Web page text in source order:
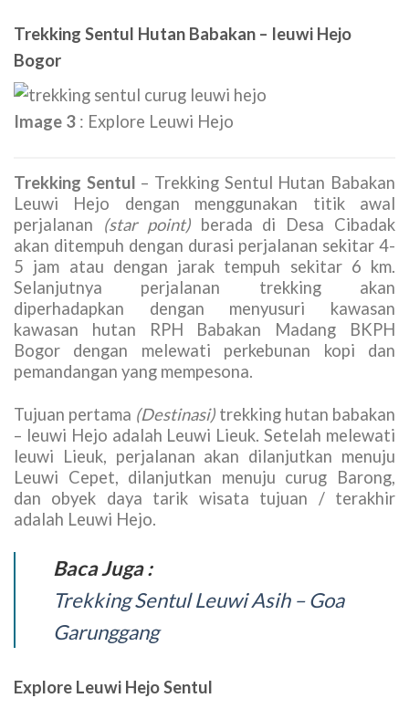
Trekking Sentul Hutan Babakan – leuwi Hejo
Bogor
Image 3 : Explore Leuwi Hejo
Trekking Sentul – Trekking Sentul Hutan Babakan
Leuwi Hejo dengan menggunakan titik awal
perjalanan (star point)berada di Desa Cibadak
akan ditempuh dengan durasi perjalanan sekitar 4-
5 jam atau dengan jarak tempuh sekitar 6 km.
Selanjutnya perjalanan trekking akan
diperhadapkan dengan menyusuri kawasan
kawasan hutan RPH Babakan Madang BKPH
Bogor dengan melewati perkebunan kopi dan
pemandangan yang mempesona.
Tujuan pertama (Destinasi) trekking hutan babakan
– leuwi Hejo adalah Leuwi Lieuk. Setelah melewati
leuwi Lieuk, perjalanan akan dilanjutkan menuju
Leuwi Cepet, dilanjutkan menuju curug Barong,
dan obyek daya tarik wisata tujuan / terakhir
adalah Leuwi Hejo.
Baca Juga :
Trekking Sentul Leuwi Asih – Goa
Garunggang
Explore Leuwi Hejo Sentul